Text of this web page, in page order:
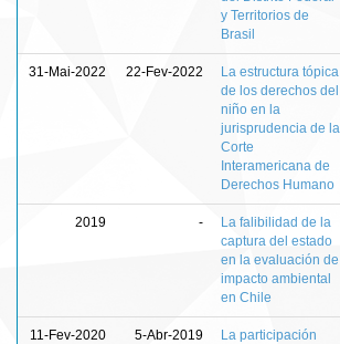
y Territorios de
Brasil
31-Mai-2022 22-Fev-2022
La estructura tópica
de los derechos del
niño en la
jurisprudencia de la
Corte
Interamericana de
Derechos Humano
2019 -
La falibilidad de la
captura del estado
en la evaluación de
impacto ambiental
en Chile
11-Fev-2020 5-Abr-2019
La participación